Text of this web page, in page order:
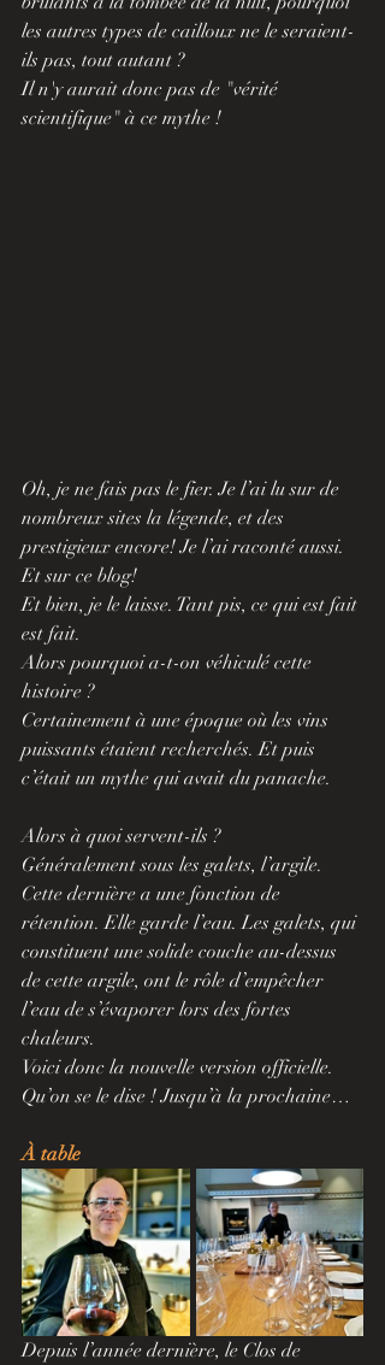
les autres types de cailloux ne le seraient-
ils pas, tout autant ?
Il n'y aurait donc pas de "vérité
scientifique" à ce mythe !
Oh, je ne fais pas le fier. Je l’ai lu sur de
nombreux sites la légende, et des
prestigieux encore! Je l’ai raconté aussi.
Et sur ce blog!
Et bien, je le laisse. Tant pis, ce qui est fait
est fait.
Alors pourquoi a-t-on véhiculé cette
histoire ?
Certainement à une époque où les vins
puissants étaient recherchés. Et puis
c’était un mythe qui avait du panache.
Alors à quoi servent-ils ?
Généralement sous les galets, l’argile.
Cette dernière a une fonction de
rétention. Elle garde l’eau. Les galets, qui
constituent une solide couche au-dessus
de cette argile, ont le rôle d’empêcher
l’eau de s’évaporer lors des fortes
chaleurs.
Voici donc la nouvelle version officielle.
Qu’on se le dise ! Jusqu’à la prochaine…
À table
Depuis l’année dernière, le Clos de